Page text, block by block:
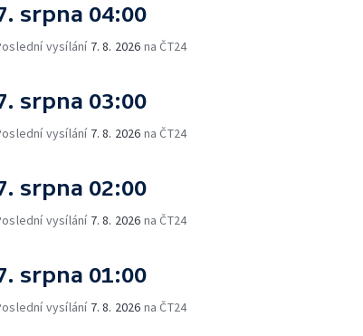
srpna 04:00
vysílání 7. 8. 2026 na ČT24
srpna 03:00
vysílání 7. 8. 2026 na ČT24
srpna 02:00
vysílání 7. 8. 2026 na ČT24
srpna 01:00
vysílání 7. 8. 2026 na ČT24